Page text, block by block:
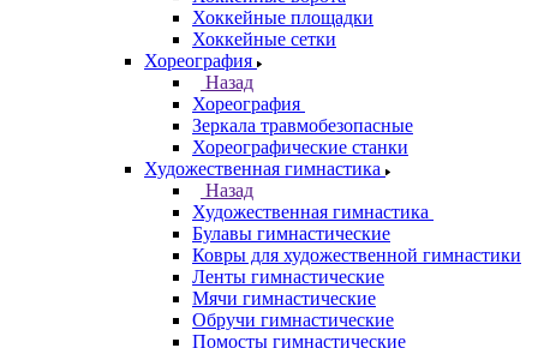
Хоккейные площадки
Хоккейные сетки
Хореография
Назад
Хореография
Зеркала травмобезопасные
Хореографические станки
Художественная гимнастика
Назад
Художественная гимнастика
Булавы гимнастические
Ковры для художественной гимнастики
Ленты гимнастические
Мячи гимнастические
Обручи гимнастические
Помосты гимнастические